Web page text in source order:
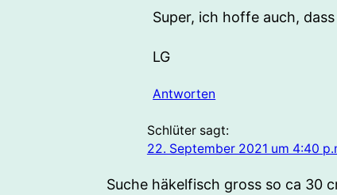
Super, ich hoffe auch,
LG
Antworten
Schlüter sagt:
22. September 2021 um 4:40
Suche häkelfisch gross so ca 30